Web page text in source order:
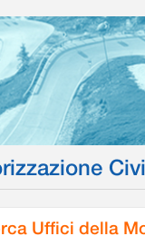
Uffici della